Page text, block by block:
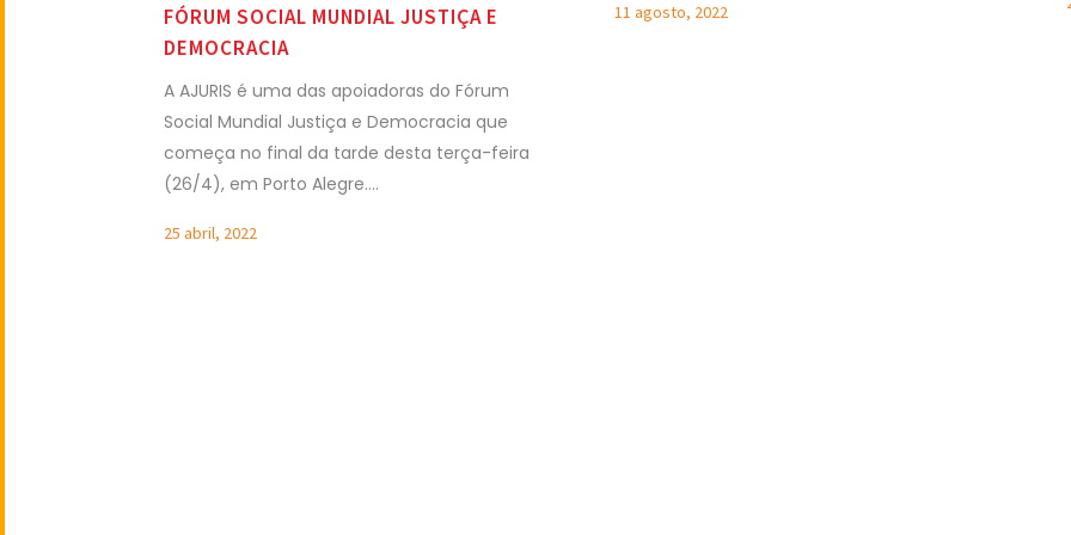
11 agosto, 2022
FÓRUM SOCIAL MUNDIAL JUSTIÇA E
DEMOCRACIA
A AJURIS é uma das apoiadoras do Fórum
Social Mundial Justiça e Democracia que
começa no final da tarde desta terça-feira
(26/4), em Porto Alegre....
25 abril, 2022